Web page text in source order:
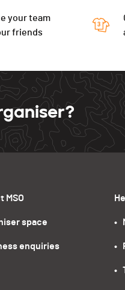
your team
friends
MSO
space
enquiries
•
•
•